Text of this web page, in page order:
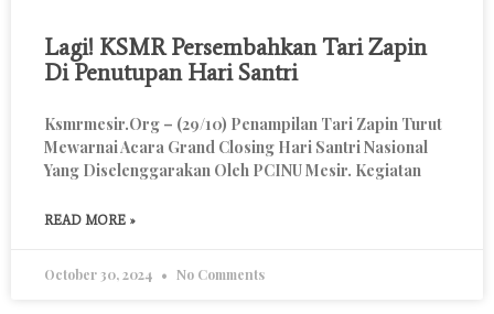
Lagi! KSMR Persembahkan Tari Zapin
Di Penutupan Hari Santri
Ksmrmesir.org – (29/10) Penampilan Tari Zapin Turut
Mewarnai Acara Grand Closing Hari Santri Nasional
Yang Diselenggarakan Oleh PCINU Mesir. Kegiatan
READ MORE »
October 30, 2024 No Comments